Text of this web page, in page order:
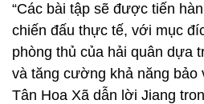
“Các bài tập sẽ được tiến
chiến đấu thực tế, với mục
phòng thủ của hải quân dựa
và tăng cường khả năng bảo
Tân Hoa Xã dẫn lời Jiang